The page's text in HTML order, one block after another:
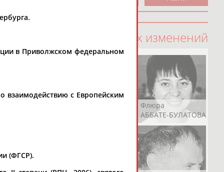
100 последних изменений
Флюра
АББАТЕ-БУЛАТОВА
в Приволжском федеральном
взаимодействию с Европейским
(ФГСР).